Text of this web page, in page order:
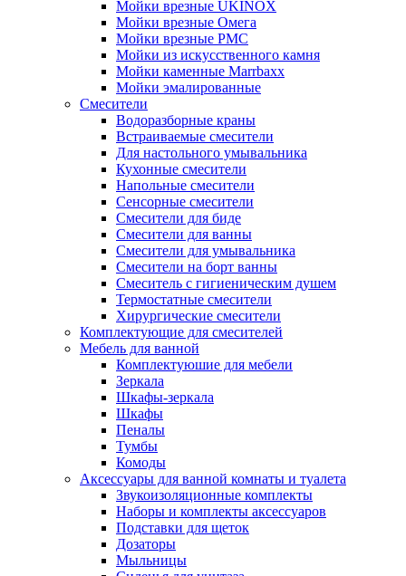
Мойки врезные UKINOX
Мойки врезные Омега
Мойки врезные РМС
Мойки из искусственного камня
Мойки каменные Marrbaxx
Мойки эмалированные
Смесители
Водоразборные краны
Встраиваемые смесители
Для настольного умывальника
Кухонные смесители
Напольные смесители
Сенсорные смесители
Смесители для биде
Смесители для ванны
Смесители для умывальника
Смесители на борт ванны
Смеситель с гигиеническим душем
Термостатные смесители
Хирургические смесители
Комплектующие для смесителей
Мебель для ванной
Комплектуюшие для мебели
Зеркала
Шкафы-зеркала
Шкафы
Пеналы
Тумбы
Комоды
Аксессуары для ванной комнаты и туалета
Звукоизоляционные комплекты
Наборы и комплекты аксессуаров
Подставки для щеток
Дозаторы
Мыльницы